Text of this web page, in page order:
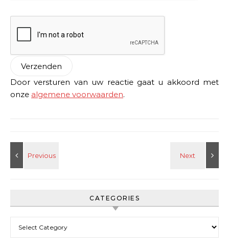
Door versturen van uw reactie gaat u akkoord met
onze algemene voorwaarden.
CATEGORIES